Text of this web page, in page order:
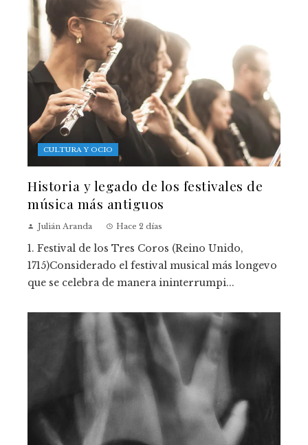
CULTURA Y OCIO
Historia y legado de los festivales de
música más antiguos
Julián Aranda Hace 2 días
1. Festival de los Tres Coros (Reino Unido,
1715)Considerado el festival musical más longevo
que se celebra de manera ininterrumpi...